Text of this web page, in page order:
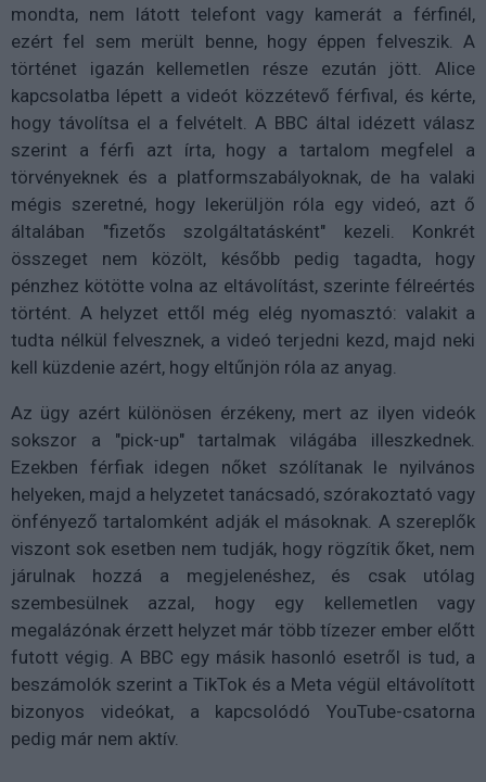
mondta, nem látott telefont vagy kamerát a férfinél,
ezért fel sem merült benne, hogy éppen felveszik. A
történet igazán kellemetlen része ezután jött. Alice
kapcsolatba lépett a videót közzétevő férfival, és kérte,
hogy távolítsa el a felvételt. A BBC által idézett válasz
szerint a férfi azt írta, hogy a tartalom megfelel a
törvényeknek és a platformszabályoknak, de ha valaki
mégis szeretné, hogy lekerüljön róla egy videó, azt ő
általában "fizetős szolgáltatásként" kezeli. Konkrét
összeget nem közölt, később pedig tagadta, hogy
pénzhez kötötte volna az eltávolítást, szerinte félreértés
történt. A helyzet ettől még elég nyomasztó: valakit a
tudta nélkül felvesznek, a videó terjedni kezd, majd neki
kell küzdenie azért, hogy eltűnjön róla az anyag.
Az ügy azért különösen érzékeny, mert az ilyen videók
sokszor a "pick-up" tartalmak világába illeszkednek.
Ezekben férfiak idegen nőket szólítanak le nyilvános
helyeken, majd a helyzetet tanácsadó, szórakoztató vagy
önfényező tartalomként adják el másoknak. A szereplők
viszont sok esetben nem tudják, hogy rögzítik őket, nem
járulnak hozzá a megjelenéshez, és csak utólag
szembesülnek azzal, hogy egy kellemetlen vagy
megalázónak érzett helyzet már több tízezer ember előtt
futott végig. A BBC egy másik hasonló esetről is tud, a
beszámolók szerint a TikTok és a Meta végül eltávolított
bizonyos videókat, a kapcsolódó YouTube-csatorna
pedig már nem aktív.